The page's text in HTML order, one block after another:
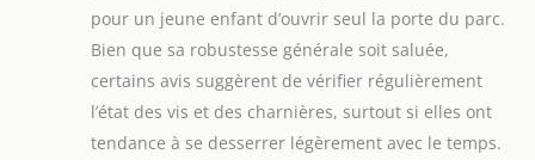
pour un jeune enfant d’ouvrir seul la porte du parc.
Bien que sa robustesse générale soit saluée,
certains avis suggèrent de vérifier régulièrement
l’état des vis et des charnières, surtout si elles ont
tendance à se desserrer légèrement avec le temps.